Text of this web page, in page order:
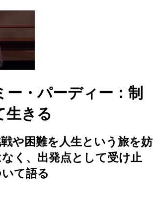
ー・パーディー：制
生きる
や困難を人生という旅を妨
く、出発点として受け止
て語る